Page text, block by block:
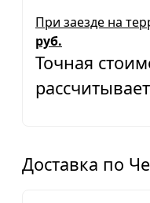
При заезде на
руб.
Точная
Доставка по